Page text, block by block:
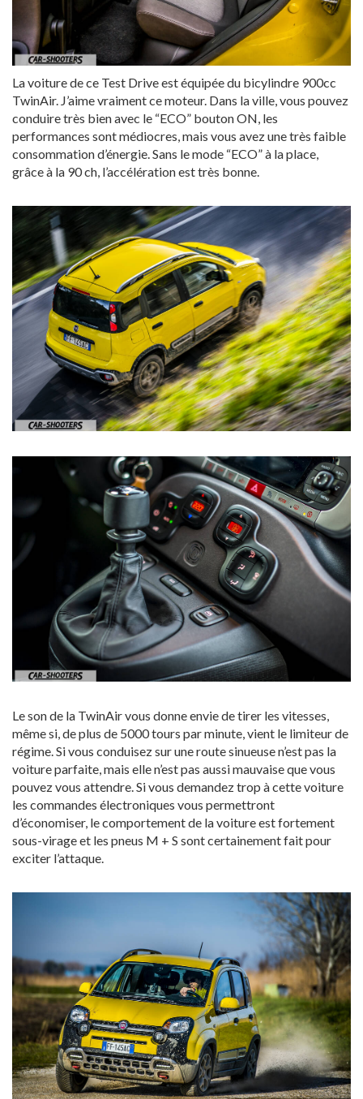
La voiture de ce Test Drive est équipée du bicylindre 900cc
TwinAir. J’aime vraiment ce moteur. Dans la ville, vous pouvez
conduire très bien avec le “ECO” bouton ON, les
performances sont médiocres, mais vous avez une très faible
consommation d’énergie. Sans le mode “ECO” à la place,
grâce à la 90 ch, l’accélération est très bonne.
Le son de la TwinAir vous donne envie de tirer les vitesses,
même si, de plus de 5000 tours par minute, vient le limiteur de
régime. Si vous conduisez sur une route sinueuse n’est pas la
voiture parfaite, mais elle n’est pas aussi mauvaise que vous
pouvez vous attendre. Si vous demandez trop à cette voiture
les commandes électroniques vous permettront
d’économiser, le comportement de la voiture est fortement
sous-virage et les pneus M + S sont certainement fait pour
exciter l’attaque.